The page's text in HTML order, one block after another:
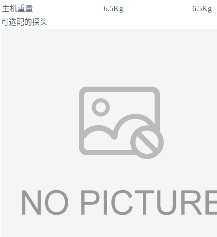
主机重量
6.5Kg
6.5Kg
可选配的探头